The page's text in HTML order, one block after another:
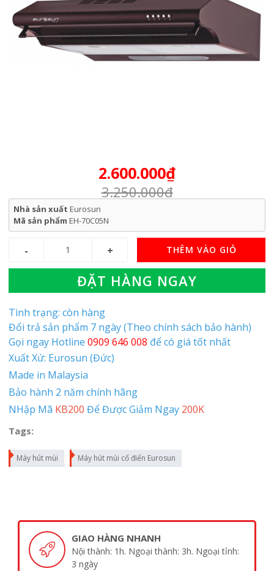
2.600.000₫
3.250.000₫
Nhà sản xuất Eurosun
Mã sản phẩm EH-70C05N
THÊM VÀO GIỎ
ĐẶT HÀNG NGAY
Tình trạng: còn hàng
Đổi trả sản phẩm 7 ngày (Theo chính sách bảo hành)
Gọi ngay Hotline 0909 646 008 để có giá tốt nhất
Xuất Xứ: Eurosun (Đức)
Made in Malaysia
Bảo hành 2 năm chính hãng
NHập Mã KB200 Để Được Giảm Ngay 200K
Tags:
Máy hút mùi Máy hút mùi cổ điển Eurosun
GIAO HÀNG NHANH
Nội thành: 1h. Ngoại thành: 3h. Ngoại tỉnh:
3 ngày